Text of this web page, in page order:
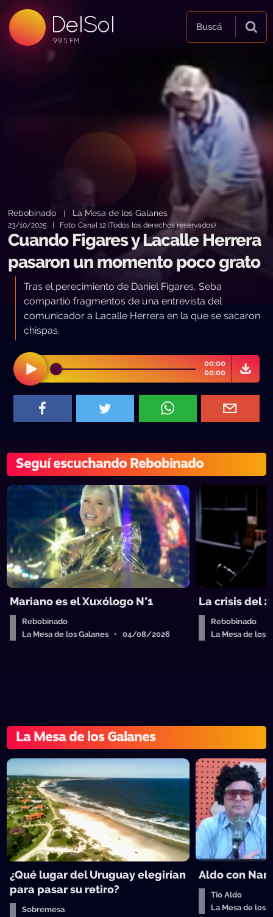
DelSol
99.5 FM
99.5 FM
99.5 FM
Buscá
Rebobinado La Mesa de los Galanes
23/10/2025 | Foto: Canal 12 (Todos los derechos reservados)
Cuando Figares y Lacalle Herrera
pasaron un momento poco grato
Tras el perecimiento de Daniel Figares, Seba
compartió fragmentos de una entrevista del
comunicador a Lacalle Herrera en la que se sacaron
chispas.
00:00
00:00
Seguí escuchando Rebobinado
Mariano es el Xuxólogo N°1
Rebobinado
La Mesa de los Galanes • 04/08/2026
La crisis del
Rebobinado
La Mesa de los
La Mesa de los Galanes
¿Qué lugar del Uruguay elegirían
para pasar su retiro?
Sobremesa
Aldo con
Tio Aldo
La Mesa de